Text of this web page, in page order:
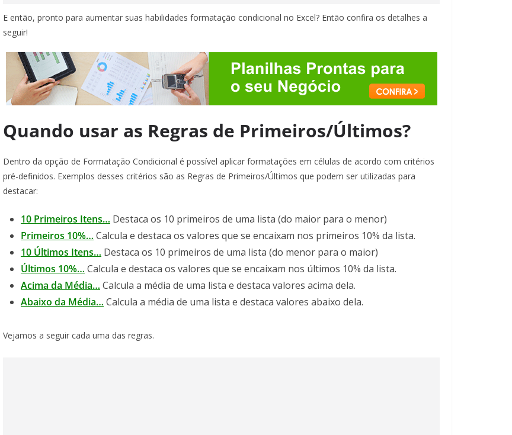
E então, pronto para aumentar suas habilidades formatação condicional no Excel? Então confira os detalhes a
seguir!
Quando usar as Regras de Primeiros/Últimos?
Dentro da opção de Formatação Condicional é possível aplicar formatações em células de acordo com critérios
pré-definidos. Exemplos desses critérios são as Regras de Primeiros/Últimos que podem ser utilizadas para
destacar:
10 Primeiros Itens… Destaca os 10 primeiros de uma lista (do maior para o menor)
Primeiros 10%… Calcula e destaca os valores que se encaixam nos primeiros 10% da lista.
10 Últimos Itens… Destaca os 10 primeiros de uma lista (do menor para o maior)
Últimos 10%… Calcula e destaca os valores que se encaixam nos últimos 10% da lista.
Acima da Média… Calcula a média de uma lista e destaca valores acima dela.
Abaixo da Média… Calcula a média de uma lista e destaca valores abaixo dela.
Vejamos a seguir cada uma das regras.